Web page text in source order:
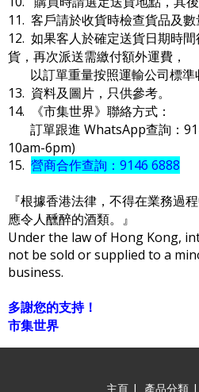
11. 客戶請於收貨時檢查貨品及
12. 如果客人於確定送貨日期時
貨，再次派送需繳付額外運費，
以訂單重量按照運輸公司標準
13. 資料及圖片，只供參考。
14. 《市集世界》聯絡方式：
訂單跟進 WhatsApp查詢：
10am-6pm)
15. 營商合作查詢：9146 6888
『根據香港法律，不得在業務過
應令人醺醉的酒類。』
Under the law of Hong Kong,
not be sold or supplied to a
business.
多謝您的支持！
市集世界
主頁 | 產品分類 |